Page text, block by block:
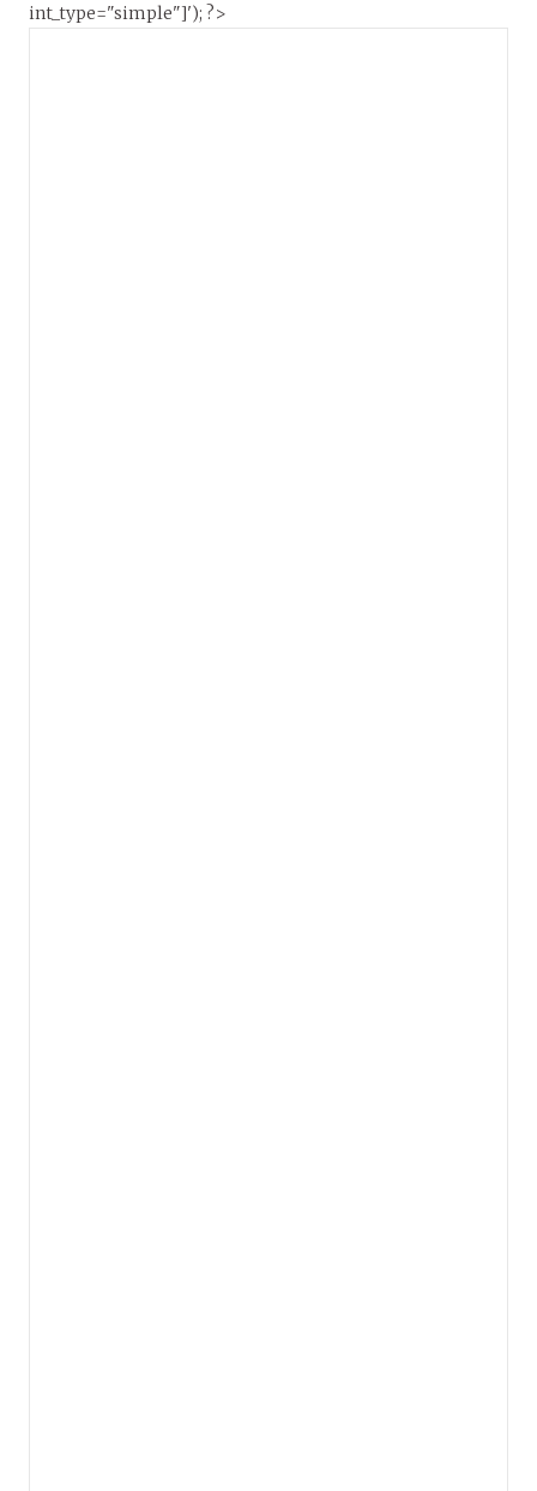
int_type="simple"]'); ?>